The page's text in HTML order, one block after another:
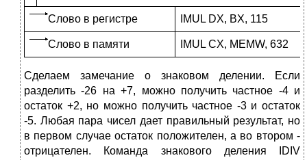
Слово в регистре IMUL DX, BX, 115
Слово в памяти IMUL CX, MEMW, 632
Сделаем замечание о знаковом делении. Если
разделить -26 на +7, можно получить частное -4 и
остаток +2, но можно получить частное -3 и остаток
-5. Любая пара чисел дает правильный результат, но
в первом случае остаток положителен, а во втором -
отрицателен. Команда знако­вого деления IDIV